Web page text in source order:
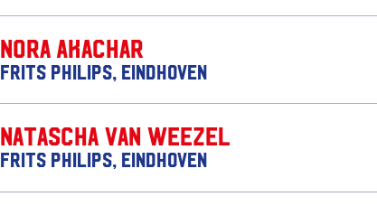
Nora Akachar
Frits Philips, Eindhoven
Natascha van Weezel
Frits Philips, Eindhoven